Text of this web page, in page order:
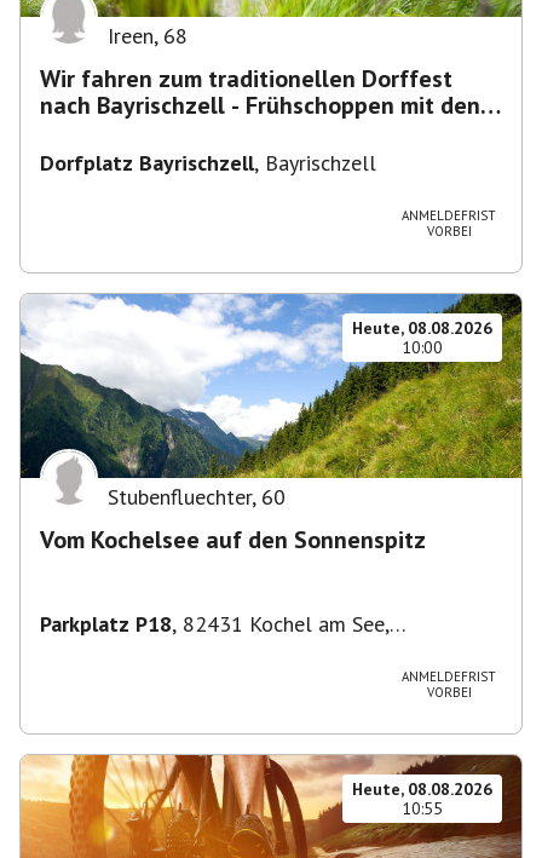
Ireen, 68
Wir fahren zum traditionellen Dorffest
nach Bayrischzell - Frühschoppen mit den
Dorfplatz Bayrischzell, Bayrischzell
ANMELDEFRIST
VORBEI
Heute, 08.08.2026
10:00
Stubenfluechter, 60
Vom Kochelsee auf den Sonnenspitz
Parkplatz P18, 82431 Kochel am See,
ANMELDEFRIST
VORBEI
Heute, 08.08.2026
10:55